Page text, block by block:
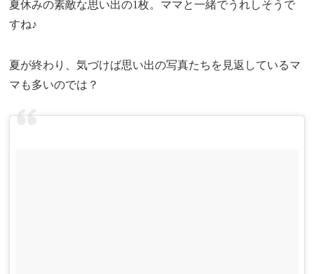
夏休みの素敵な思い出の1枚。ママと一緒でうれしそうで
すね♪
夏が終わり、気づけば思い出の写真たちを見返しているマ
マも多いのでは？